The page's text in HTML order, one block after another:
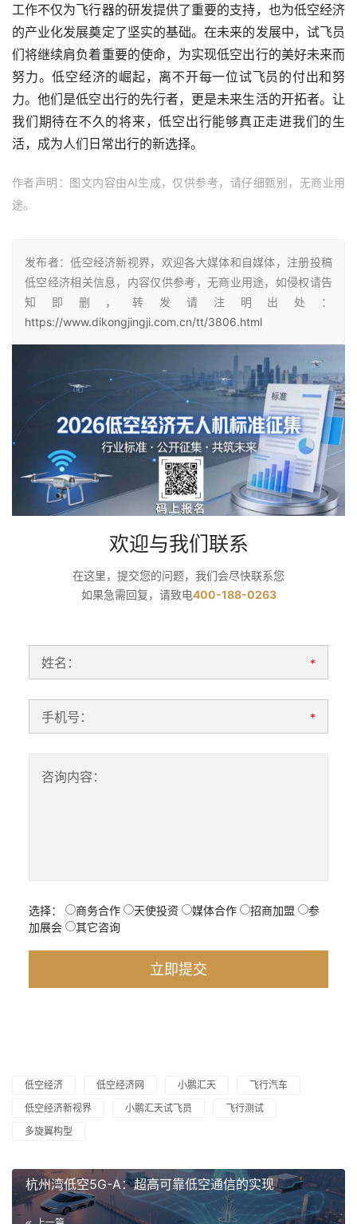
工作不仅为飞行器的研发提供了重要的支持，也为低空经济
的产业化发展奠定了坚实的基础。在未来的发展中，试飞员
们将继续肩负着重要的使命，为实现低空出行的美好未来而
努力。低空经济的崛起，离不开每一位试飞员的付出和努
力。他们是低空出行的先行者，更是未来生活的开拓者。让
我们期待在不久的将来，低空出行能够真正走进我们的生
活，成为人们日常出行的新选择。
作者声明：图文内容由AI生成，仅供参考，请仔细甄别，无商业用
途。
发布者：低空经济新视界，欢迎各大媒体和自媒体，注册投稿
低空经济相关信息，内容仅供参考，无商业用途，如侵权请告
知即删，转发请注明出处：
https://www.dikongjingji.com.cn/tt/3806.html
欢迎与我们联系
在这里，提交您的问题，我们会尽快联系您
如果急需回复，请致电400-188-0263
姓名： *
手机号： *
咨询内容：
选择： 商务合作 天使投资 媒体合作 招商加盟
参
加展会
其它咨询
低空经济 低空经济网 小鹏汇天
飞行汽车
低空经济新视界
小鹏汇天试飞员
飞行测试
多旋翼构型
杭州湾低空5G-A：超高可靠低空通信的实现